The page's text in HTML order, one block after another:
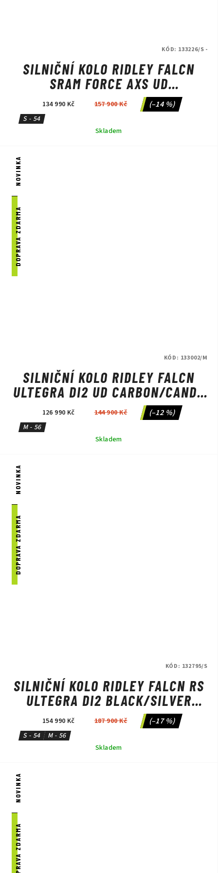
SILNIČNÍ KOLO RIDLEY FALCN
SRAM FORCE AXS UD
CARBON/CANDY RED
METALLIC/SILVER
134 990 Kč 157 900 Kč (–14 %)
S - 54
Skladem
KÓD: 133226/S -
NOVINKA
DOPRAVA ZDARMA
SILNIČNÍ KOLO RIDLEY FALCN
ULTEGRA DI2 UD CARBON/CANDY
RED METALLIC/SILVER
126 990 Kč 144 900 Kč (–12 %)
M - 56
Skladem
KÓD: 133002/M
NOVINKA
DOPRAVA ZDARMA
SILNIČNÍ KOLO RIDLEY FALCN RS
ULTEGRA DI2 BLACK/SILVER
NEON
154 990 Kč 187 900 Kč (–17 %)
S - 54
M - 56
Skladem
KÓD: 132795/S
NOVINKA
DOPRAVA ZDARMA